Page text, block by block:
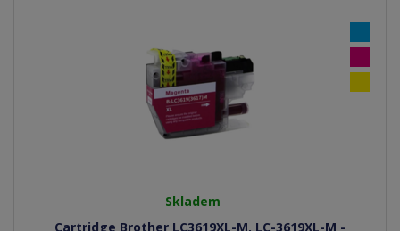
Skladem
Cartridge Brother LC3619XL-M, LC-3619XL-M -